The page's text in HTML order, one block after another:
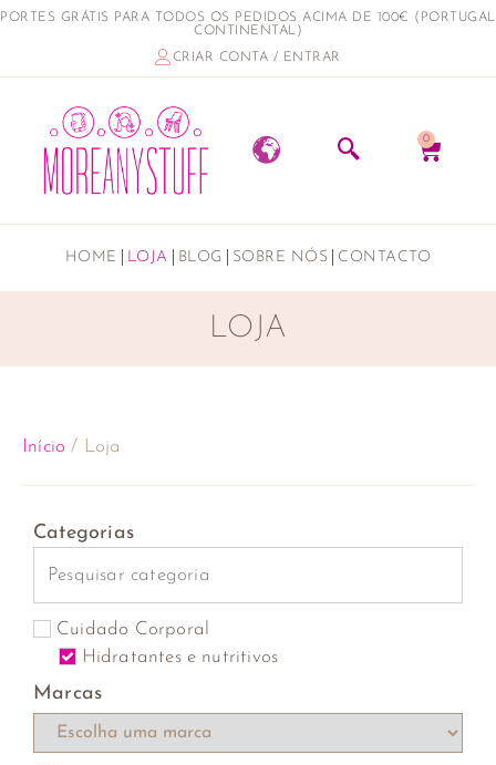
PORTES GRÁTIS PARA TODOS OS PEDIDOS ACIMA DE 100€ (PORTUGAL
CONTINENTAL)
CRIAR CONTA / ENTRAR
0
HOME LOJA BLOG SOBRE NÓS CONTACTO
LOJA
Início / Loja
Categorias
Cuidado Corporal
Hidratantes e nutritivos
Marcas